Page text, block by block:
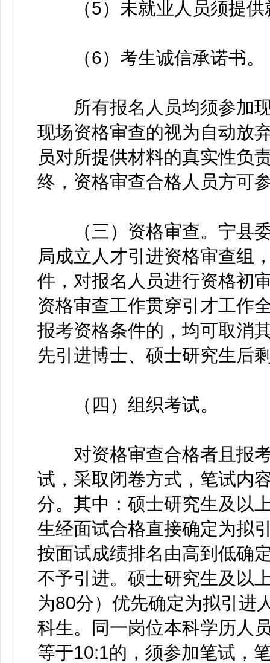
（5）未就业人员须提供
（6）考生诚信承诺书。
所有报名人员均须参加现
现场资格审查的视为自动放
员对所提供材料的真实性负
终，资格审查合格人员方可
（三）资格审查。宁县委
局成立人才引进资格审查组
件，对报名人员进行资格初
资格审查工作贯穿引才工作
报考资格条件的，均可取消
先引进博士、硕士研究生后
（四）组织考试。
对资格审查合格者且报考
试，采取闭卷方式，笔试内
分。其中：硕士研究生及以
生经面试合格直接确定为拟
按面试成绩排名由高到低确
不予引进。硕士研究生及以
为80分）优先确定为拟引进
科生。同一岗位本科学历人
等于10:1的，须参加笔试，